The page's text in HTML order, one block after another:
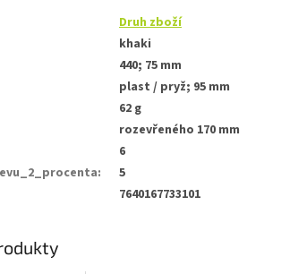
Druh zboží
khaki
440; 75 mm
plast / pryž; 95 mm
62 g
rozevřeného 170 mm
6
:
5
7640167733101